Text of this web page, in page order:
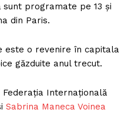
programate pe 13 și
din Paris.
este o revenire în capitala
găzduite anul trecut.
Internațională
Sabrina Maneca Voinea